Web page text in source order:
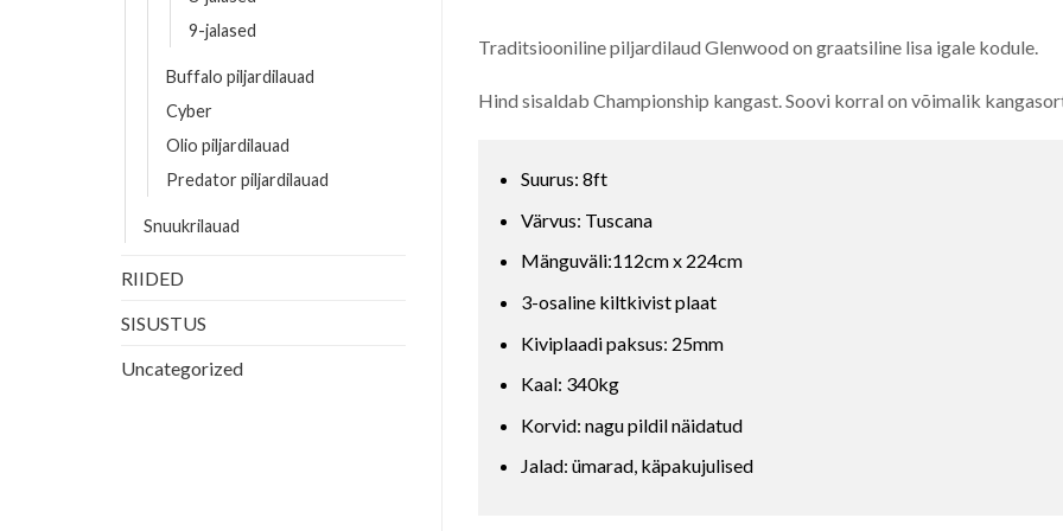
9-jalased
Buffalo piljardilauad
Cyber
Olio piljardilauad
Predator piljardilauad
Snuukrilauad
RIIDED
SISUSTUS
Uncategorized
Traditsiooniline piljardilaud Glenwood on graatsiline lisa igale kodule.
Hind sisaldab Championship kangast. Soovi korral on võimalik
Suurus: 8ft
Värvus: Tuscana
Mänguväli:112cm x 224cm
3-osaline kiltkivist plaat
Kiviplaadi paksus: 25mm
Kaal: 340kg
Korvid: nagu pildil näidatud
Jalad: ümarad, käpakujulised